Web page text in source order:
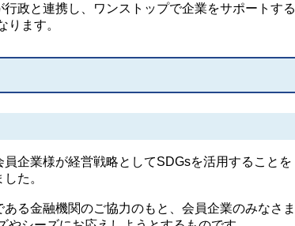
政と連携し、ワンストップで企業をサポートする
ます。
企業様が経営戦略としてSDGsを活用することを
た。
る金融機関のご協力のもと、会員企業のみなさま